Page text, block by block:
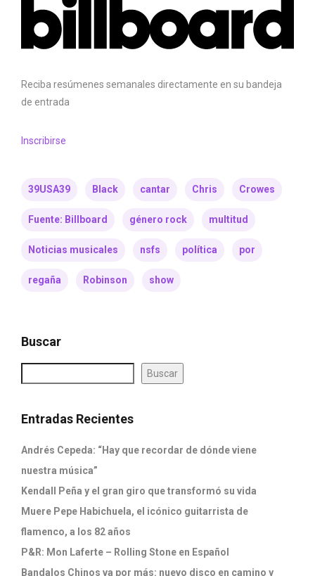
Reciba resúmenes semanales directamente en su bandeja
de entrada
Inscribirse
39USA39 Black cantar Chris Crowes
Fuente: Billboard género rock multitud
Noticias musicales nsfs política por
regaña Robinson show
Buscar
Buscar
Entradas Recientes
Andrés Cepeda: “Hay que recordar de dónde viene
nuestra música”
Kendall Peña y el gran giro que transformó su vida
Muere Pepe Habichuela, el icónico guitarrista de
flamenco, a los 82 años
P&R: Mon Laferte – Rolling Stone en Español
Bandalos Chinos va por más: nuevo disco en camino y